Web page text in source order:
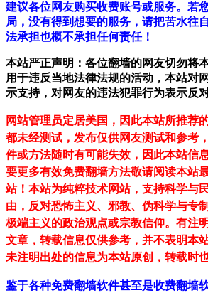
建议各位网友购买收费账号或服务。若
局，没有得到想要的服务，请把苦水往
法承担也概不承担任何责任！
本站严正声明：各位翻墙的网友切勿将
用于违反当地法律法规的活动，本站对
示支持，对网友的违法犯罪行为表示反
网站管理员定居美国，因此本站所推荐
都未经测试，发布仅供网友测试和参
件或方法随时有可能失效，因此本站信
要更多有效免费翻墙方法敬请阅读本站
站！ 本站为纯粹技术网站，支持科学与
由，反对恐怖主义、邪教、伪科学与专
极端主义的政治观点或宗教信仰。有注
文章，转载信息仅供参考，并不表明本
未注明出处的信息为本站原创，转载时
鉴于各种免费翻墙软件甚至是收费翻墙